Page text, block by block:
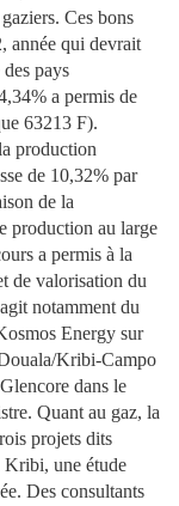
Ces bons
année qui devrait
pays
a permis de
63213 F).
production
de 10,32% par
de la
production au large
a permis à la
de valorisation du
notamment du
Energy sur
Kribi-Campo
dans le
Quant au gaz, la
projets dits
Kribi, une étude
Des consultants